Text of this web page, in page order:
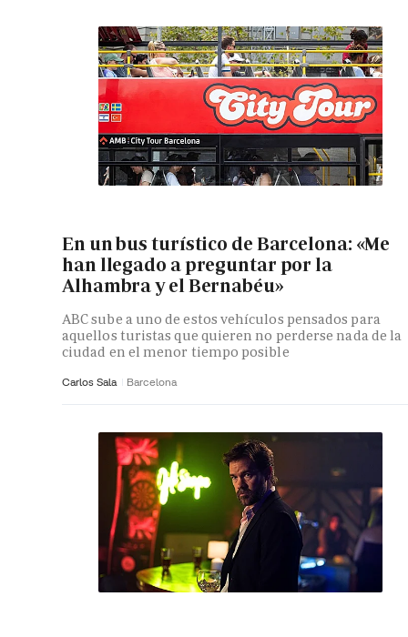
En un bus turístico de Barcelona: «Me
han llegado a preguntar por la
Alhambra y el Bernabéu»
ABC sube a uno de estos vehículos pensados para
aquellos turistas que quieren no perderse nada de la
ciudad en el menor tiempo posible
Carlos Sala Barcelona